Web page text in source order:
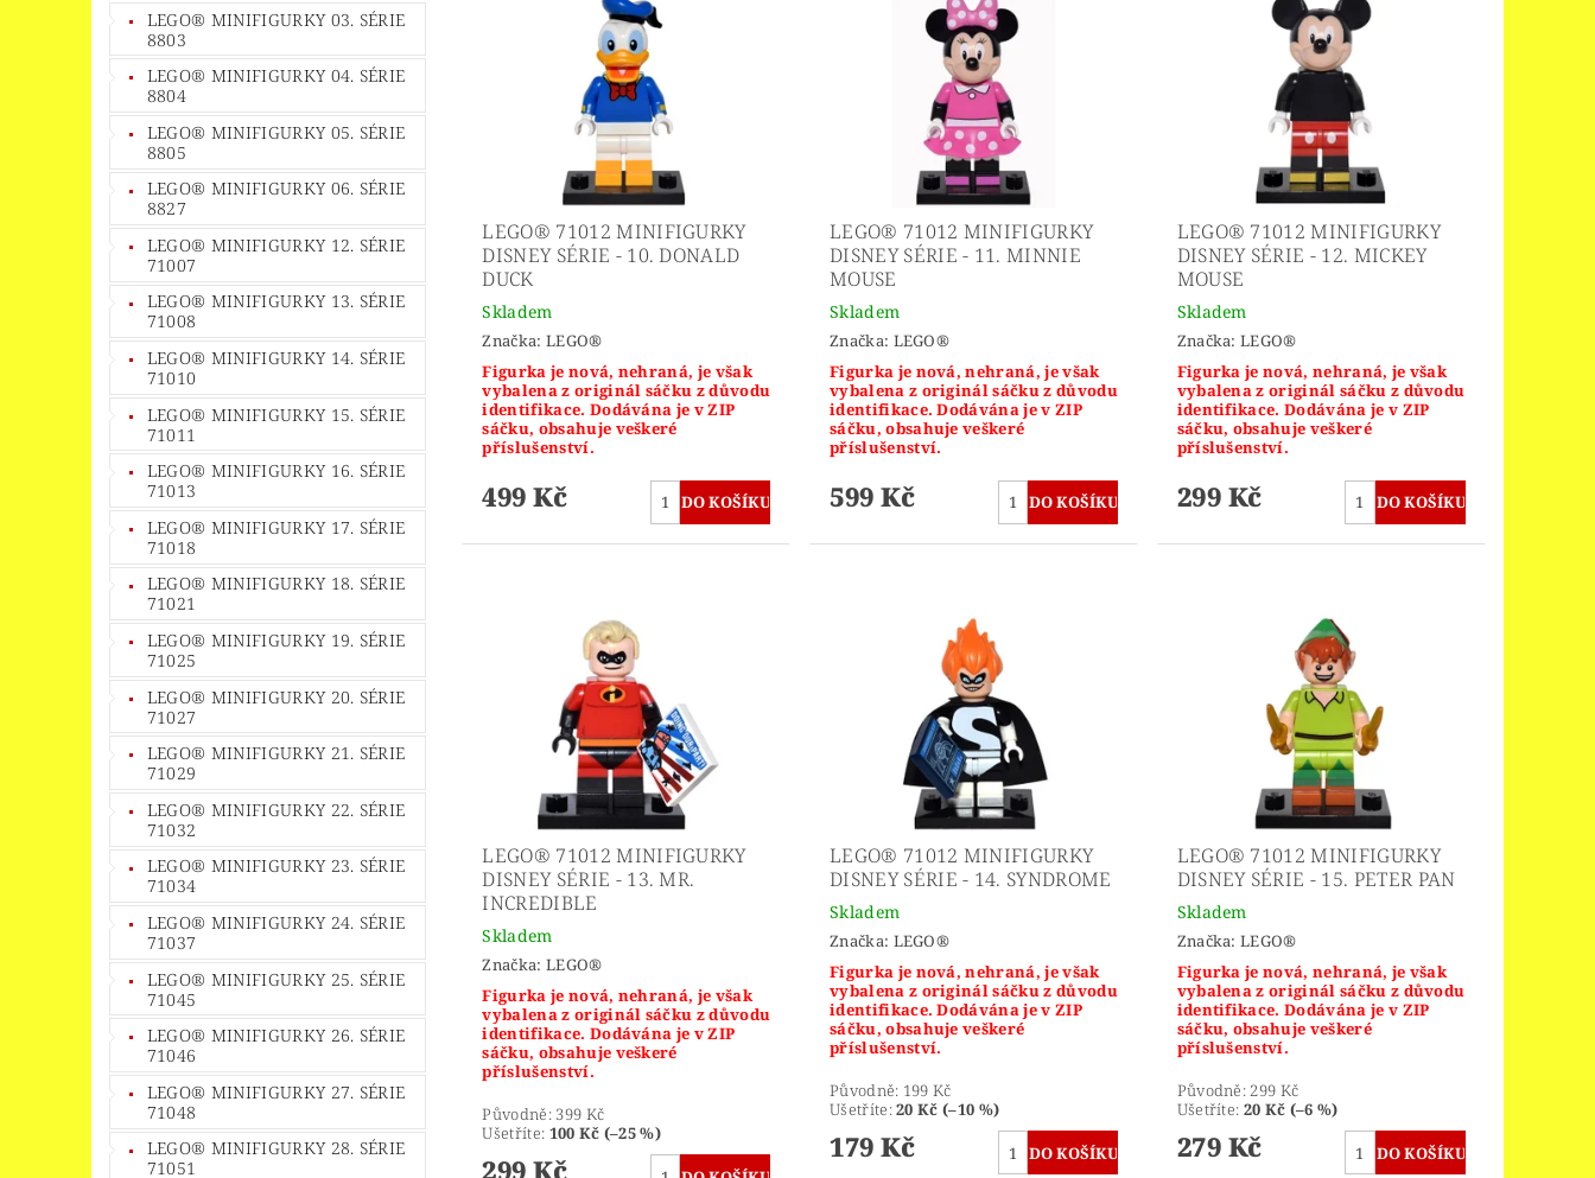
LEGO® MINIFIGURKY 03. SÉRIE
8803
LEGO® MINIFIGURKY 04. SÉRIE
8804
LEGO® MINIFIGURKY 05. SÉRIE
8805
LEGO® MINIFIGURKY 06. SÉRIE
8827
LEGO® MINIFIGURKY 12. SÉRIE
71007
LEGO® MINIFIGURKY 13. SÉRIE
71008
LEGO® MINIFIGURKY 14. SÉRIE
71010
LEGO® MINIFIGURKY 15. SÉRIE
71011
LEGO® MINIFIGURKY 16. SÉRIE
71013
LEGO® MINIFIGURKY 17. SÉRIE
71018
LEGO® MINIFIGURKY 18. SÉRIE
71021
LEGO® MINIFIGURKY 19. SÉRIE
71025
LEGO® MINIFIGURKY 20. SÉRIE
71027
LEGO® MINIFIGURKY 21. SÉRIE
71029
LEGO® MINIFIGURKY 22. SÉRIE
71032
LEGO® MINIFIGURKY 23. SÉRIE
71034
LEGO® MINIFIGURKY 24. SÉRIE
71037
LEGO® MINIFIGURKY 25. SÉRIE
71045
LEGO® MINIFIGURKY 26. SÉRIE
71046
LEGO® MINIFIGURKY 27. SÉRIE
71048
LEGO® MINIFIGURKY 28. SÉRIE
71051
LEGO® 71012 MINIFIGURKY
DISNEY SÉRIE - 10. DONALD
DUCK
Skladem
Značka: LEGO®
Figurka je nová, nehraná, je však
vybalena z originál sáčku z důvodu
identifikace. Dodávána je v ZIP
sáčku, obsahuje veškeré
příslušenství.
499 Kč
LEGO® 71012 MINIFIGURKY
DISNEY SÉRIE - 11. MINNIE
MOUSE
Skladem
Značka: LEGO®
Figurka je nová, nehraná, je však
vybalena z originál sáčku z důvodu
identifikace. Dodávána je v ZIP
sáčku, obsahuje veškeré
příslušenství.
599 Kč
LEGO® 71012 MINIFIGURKY
DISNEY SÉRIE - 12. MICKEY
MOUSE
Skladem
Značka:LEGO®
Figurka je nová, nehraná, je však
vybalena z originál sáčku z důvodu
identifikace. Dodávána je v ZIP
sáčku, obsahuje veškeré
příslušenství.
299 Kč
LEGO® 71012 MINIFIGURKY
DISNEY SÉRIE - 13. MR.
INCREDIBLE
Skladem
Značka: LEGO®
Figurka je nová, nehraná, je však
vybalena z originál sáčku z důvodu
identifikace. Dodávána je v ZIP
sáčku, obsahuje veškeré
příslušenství.
Původně: 399 Kč
Ušetříte: 100 Kč (–25 %)
299 Kč
LEGO® 71012 MINIFIGURKY
DISNEY SÉRIE - 14. SYNDROME
Skladem
Značka: LEGO®
Figurka je nová, nehraná, je však
vybalena z originál sáčku z důvodu
identifikace. Dodávána je v ZIP
sáčku, obsahuje veškeré
příslušenství.
Původně: 199 Kč
Ušetříte:20 Kč (–10 %)
179 Kč
LEGO® 71012 MINIFIGURKY
DISNEY SÉRIE - 15. PETER PAN
Skladem
Značka:LEGO®
Figurka je nová, nehraná, je však
vybalena z originál sáčku z důvodu
identifikace. Dodávána je v ZIP
sáčku, obsahuje veškeré
příslušenství.
Původně:299 Kč
Ušetříte: 20 Kč (–6 %)
279 Kč